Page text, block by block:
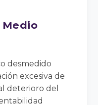
desmedido
excesiva de
deterioro del